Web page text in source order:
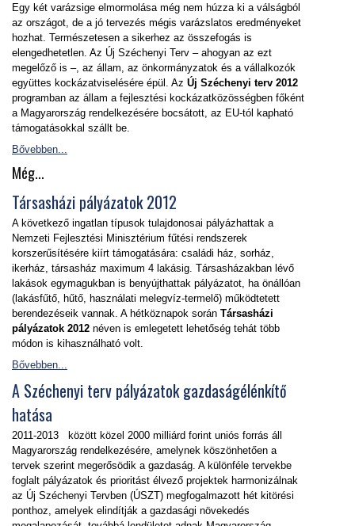
Egy két varázsige elmormolása még nem húzza ki a válságból
az országot, de a jó tervezés mégis varázslatos eredményeket
hozhat. Természetesen a sikerhez az összefogás is
elengedhetetlen. Az Új Széchenyi Terv – ahogyan az ezt
megelőző is –, az állam, az önkormányzatok és a vállalkozók
együttes kockázatviselésére épül. Az Új Széchenyi terv 2012
programban az állam a fejlesztési kockázatközösségben főként
a Magyarország rendelkezésére bocsátott, az EU-tól kapható
támogatásokkal szállt be.
Bővebben...
Még...
Társasházi pályázatok 2012
A következő ingatlan típusok tulajdonosai pályázhattak a
Nemzeti Fejlesztési Minisztérium fűtési rendszerek
korszerűsítésére kiírt támogatására: családi ház, sorház,
ikerház, társasház maximum 4 lakásig. Társasházakban lévő
lakások egymagukban is benyújthattak pályázatot, ha önállóan
(lakásfűtő, hűtő, használati melegvíz-termelő) működtetett
berendezéseik vannak. A hétköznapok során Társasházi
pályázatok 2012 néven is emlegetett lehetőség tehát több
módon is kihasználható volt.
Bővebben...
A Széchenyi terv pályázatok gazdaságélénkítő
hatása
2011-2013 között közel 2000 milliárd forint uniós forrás áll
Magyarország rendelkezésére, amelynek köszönhetően a
tervek szerint megerősödik a gazdaság. A különféle tervekbe
foglalt pályázatok és prioritást élvező projektek harmonizálnak
az Új Széchenyi Tervben (ÚSZT) megfogalmazott hét kitörési
ponthoz, amelyek elindítják a gazdasági növekedés